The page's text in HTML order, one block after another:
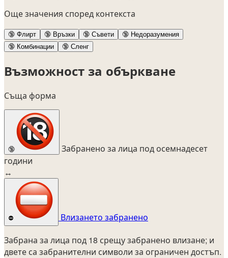
Още значения според контекста
🔞 Флирт 🔞 Връзки 🔞 Съвети 🔞 Недоразумения
🔞 Комбинации 🔞 Сленг
Възможност за объркване
Съща форма
🔞
Забранено за лица под осемнадесет
години
↔
⛔
Влизането забранено
Забрана за лица под 18 срещу забранено влизане; и
двете са забранителни символи за ограничен достъп.